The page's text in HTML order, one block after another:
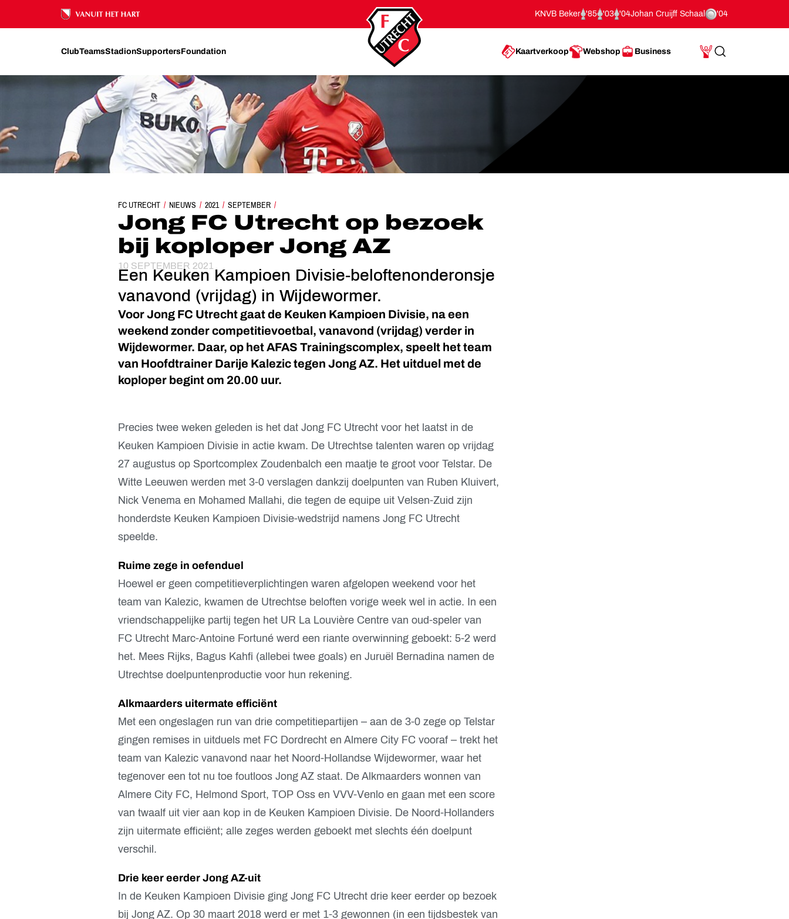
Ons nalatenschap
KNVB Beker '85 '03 '04Johan Cruijff Schaal '04
ClubTeamsStadionSupportersFoundation Kaartverkoop Webshop Business
Mijn Account
Search
FC UTRECHT NIEUWS 2021 SEPTEMBER
JONG FC UTRECHT OP BEZOEK BIJ KOPLOPER JONG AZ
Jong FC Utrecht op bezoek
bij koploper Jong AZ
10 SEPTEMBER 2021
Een Keuken Kampioen Divisie-beloftenonderonsje
vanavond (vrijdag) in Wijdewormer.
Voor Jong FC Utrecht gaat de Keuken Kampioen Divisie, na een
weekend zonder competitievoetbal, vanavond (vrijdag) verder in
Wijdewormer. Daar, op het AFAS Trainingscomplex, speelt het team
van Hoofdtrainer Darije Kalezic tegen Jong AZ. Het uitduel met de
koploper begint om 20.00 uur.
Precies twee weken geleden is het dat Jong FC Utrecht voor het laatst in de
Keuken Kampioen Divisie in actie kwam. De Utrechtse talenten waren op vrijdag
27 augustus op Sportcomplex Zoudenbalch een maatje te groot voor Telstar. De
Witte Leeuwen werden met 3-0 verslagen dankzij doelpunten van Ruben Kluivert,
Nick Venema en Mohamed Mallahi, die tegen de equipe uit Velsen-Zuid zijn
honderdste Keuken Kampioen Divisie-wedstrijd namens Jong FC Utrecht
speelde.
Ruime zege in oefenduel
Hoewel er geen competitieverplichtingen waren afgelopen weekend voor het
team van Kalezic, kwamen de Utrechtse beloften vorige week wel in actie. In een
vriendschappelijke partij tegen het UR La Louvière Centre van oud-speler van
FC Utrecht Marc-Antoine Fortuné werd een riante overwinning geboekt: 5-2 werd
het. Mees Rijks, Bagus Kahfi (allebei twee goals) en Juruël Bernadina namen de
Utrechtse doelpuntenproductie voor hun rekening.
Alkmaarders uitermate efficiënt
Met een ongeslagen run van drie competitiepartijen – aan de 3-0 zege op Telstar
gingen remises in uitduels met FC Dordrecht en Almere City FC vooraf – trekt het
team van Kalezic vanavond naar het Noord-Hollandse Wijdewormer, waar het
tegenover een tot nu toe foutloos Jong AZ staat. De Alkmaarders wonnen van
Almere City FC, Helmond Sport, TOP Oss en VVV-Venlo en gaan met een score
van twaalf uit vier aan kop in de Keuken Kampioen Divisie. De Noord-Hollanders
zijn uitermate efficiënt; alle zeges werden geboekt met slechts één doelpunt
verschil.
Drie keer eerder Jong AZ-uit
In de Keuken Kampioen Divisie ging Jong FC Utrecht drie keer eerder op bezoek
bij Jong AZ. Op 30 maart 2018 werd er met 1-3 gewonnen (in een tijdsbestek van